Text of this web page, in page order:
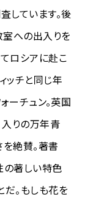
しています。後
への出入りを
ロシアに赴こ
ッチと同じ年
ーチュン。英国
入りの万年青
を絶賛。著書
の著しい特色
。もしも花を